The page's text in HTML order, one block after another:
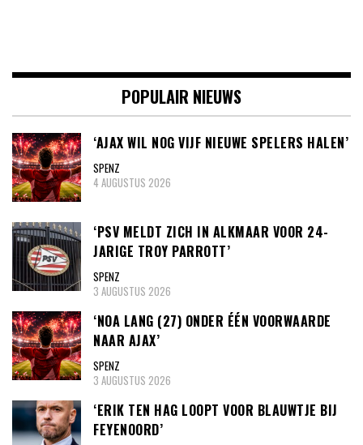
POPULAIR NIEUWS
‘AJAX WIL NOG VIJF NIEUWE SPELERS HALEN’
SPENZ
4 AUGUSTUS 2026
‘PSV MELDT ZICH IN ALKMAAR VOOR 24-
JARIGE TROY PARROTT’
SPENZ
3 AUGUSTUS 2026
‘NOA LANG (27) ONDER ÉÉN VOORWAARDE
NAAR AJAX’
SPENZ
3 AUGUSTUS 2026
‘ERIK TEN HAG LOOPT VOOR BLAUWTJE BIJ
FEYENOORD’